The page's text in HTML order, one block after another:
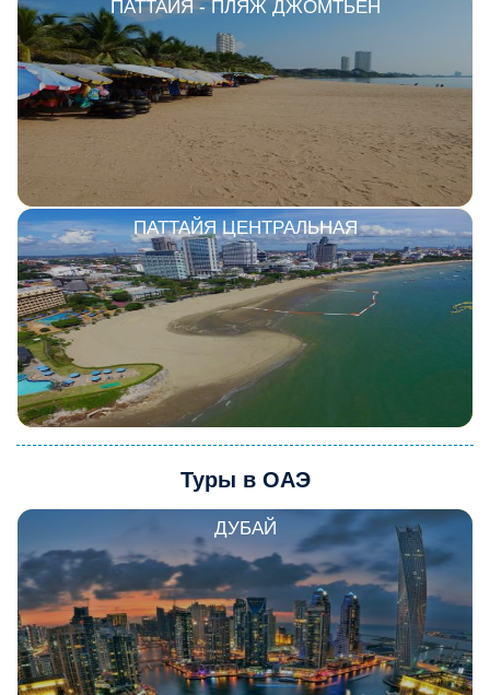
ПАТТАЙЯ - ПЛЯЖ ДЖОМТЬЕН
ПАТТАЙЯ ЦЕНТРАЛЬНАЯ
Туры в ОАЭ
ДУБАЙ